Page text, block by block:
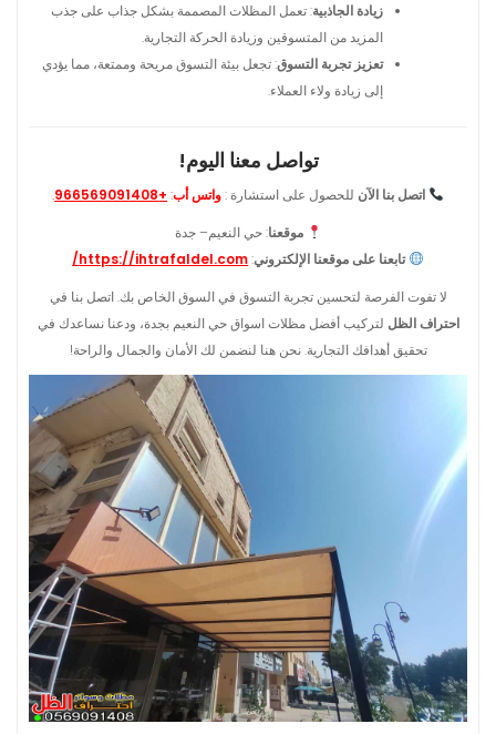
زيادة الجاذبية: تعمل المظلات المصممة بشكل جذاب على جذب
المزيد من المتسوقين وزيادة الحركة التجارية.
تعزيز تجربة التسوق: تجعل بيئة التسوق مريحة وممتعة، مما يؤدي
إلى زيادة ولاء العملاء.
تواصل معنا اليوم!
اتصل بنا الآن للحصول على استشارة :واتس أب:
+966569091408
.
موقعنا: حي النعيم– جدة
تابعنا على موقعنا الإلكتروني:
https://ihtrafaldel.com/
لا تفوت الفرصة لتحسين تجربة التسوق في السوق الخاص بك. اتصل بنا في
احتراف الظل لتركيب أفضل مظلات اسواق حي النعيم بجدة، ودعنا نساعدك في
تحقيق أهدافك التجارية. نحن هنا لنضمن لك الأمان والجمال والراحة!